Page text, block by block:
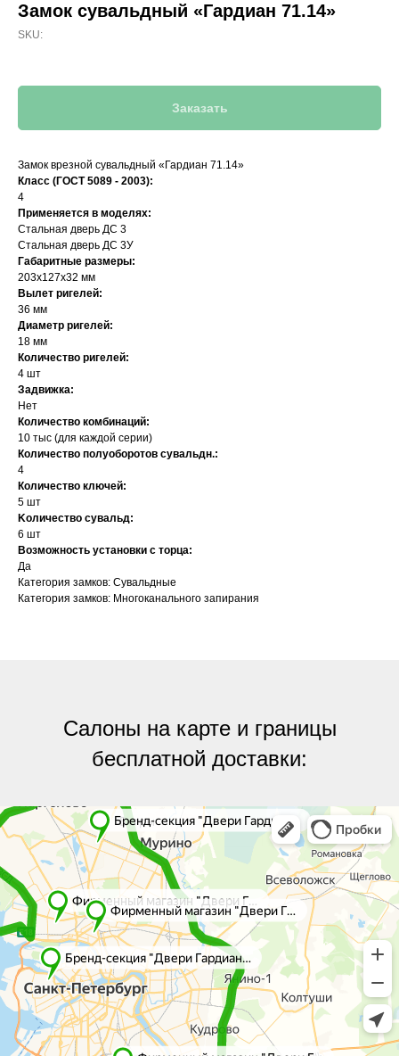
Замок сувальдный «Гардиан 71.14»
SKU:
Заказать
Замок врезной сувальдный «Гардиан 71.14»
Класс (ГОСТ 5089 - 2003):
4
Применяется в моделях:
Стальная дверь ДС 3
Стальная дверь ДС 3У
Габаритные размеры:
203х127х32 мм
Вылет ригелей:
36 мм
Диаметр ригелей:
18 мм
Количество ригелей:
4 шт
Задвижка:
Нет
Количество комбинаций:
10 тыс (для каждой серии)
Количество полуоборотов сувальдн.:
4
Количество ключей:
5 шт
Kоличество сувальд:
6 шт
Возможность установки с торца:
Да
Категория замков: Сувальдные
Категория замков: Многоканального запирания
Салоны на карте и границы
бесплатной доставки:
Яндекс.Карты
Яндекс.Карты